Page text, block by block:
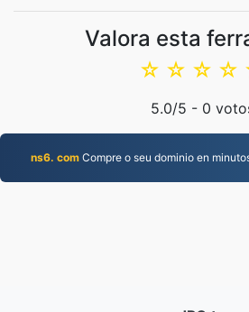
Valora esta
☆
☆
☆
☆
5.0/5 - 0
ns6. com Compre o seu dominio en